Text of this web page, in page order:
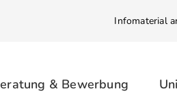
Infomaterial
& Bewerbung